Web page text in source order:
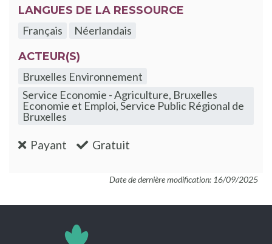
LANGUES DE LA RESSOURCE
Français
Néerlandais
ACTEUR(S)
Bruxelles Environnement
Service Economie - Agriculture, Bruxelles
Economie et Emploi, Service Public Régional de
Bruxelles
Payant :non Gratuit
Date de dernière modification: 16/09/2025